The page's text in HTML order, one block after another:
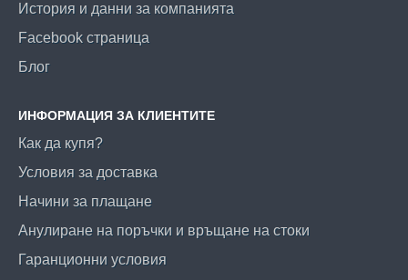
История и данни за компанията
Facebook страница
Блог
ИНФОРМАЦИЯ ЗА КЛИЕНТИТЕ
Как да купя?
Условия за доставка
Начини за плащане
Анулиране на поръчки и връщане на стоки
Гаранционни условия